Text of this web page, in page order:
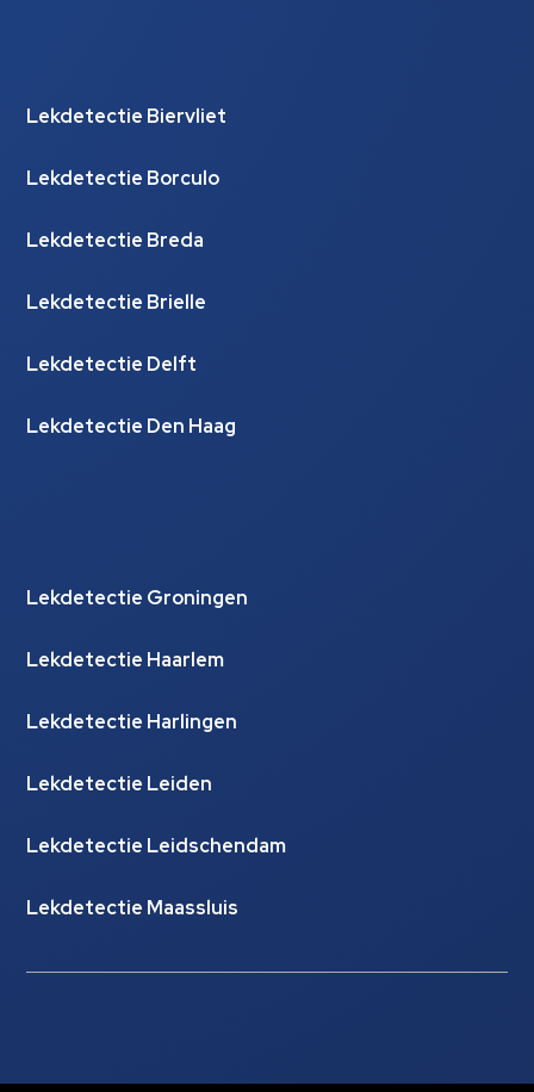
Lekdetectie Biervliet
Lekdetectie Borculo
Lekdetectie Breda
Lekdetectie Brielle
Lekdetectie Delft
Lekdetectie Den Haag
Lekdetectie Groningen
Lekdetectie Haarlem
Lekdetectie Harlingen
Lekdetectie Leiden
Lekdetectie Leidschendam
Lekdetectie Maassluis